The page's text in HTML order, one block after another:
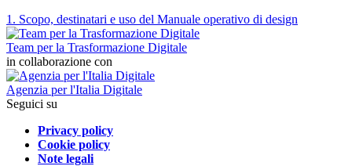
1. Scopo, destinatari e uso del Manuale operativo di design
Team per la Trasformazione Digitale
in collaborazione con
Agenzia per l'Italia Digitale
Seguici su
Privacy policy
Cookie policy
Note legali